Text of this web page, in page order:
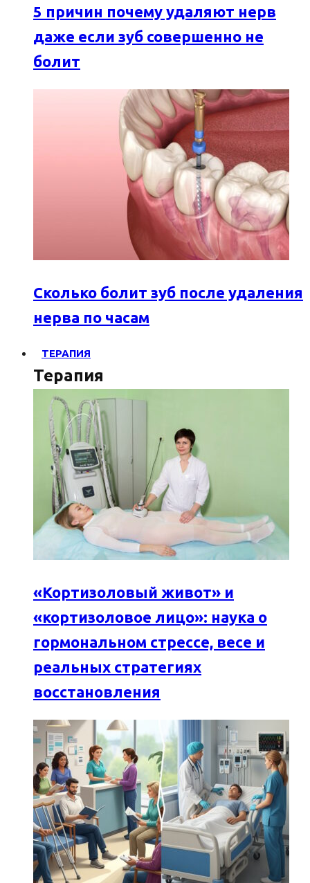
5 причин почему удаляют нерв
даже если зуб совершенно не
болит
Сколько болит зуб после удаления
нерва по часам
ТЕРАПИЯ
Терапия
«Кортизоловый живот» и
«кортизоловое лицо»: наука о
гормональном стрессе, весе и
реальных стратегиях
восстановления